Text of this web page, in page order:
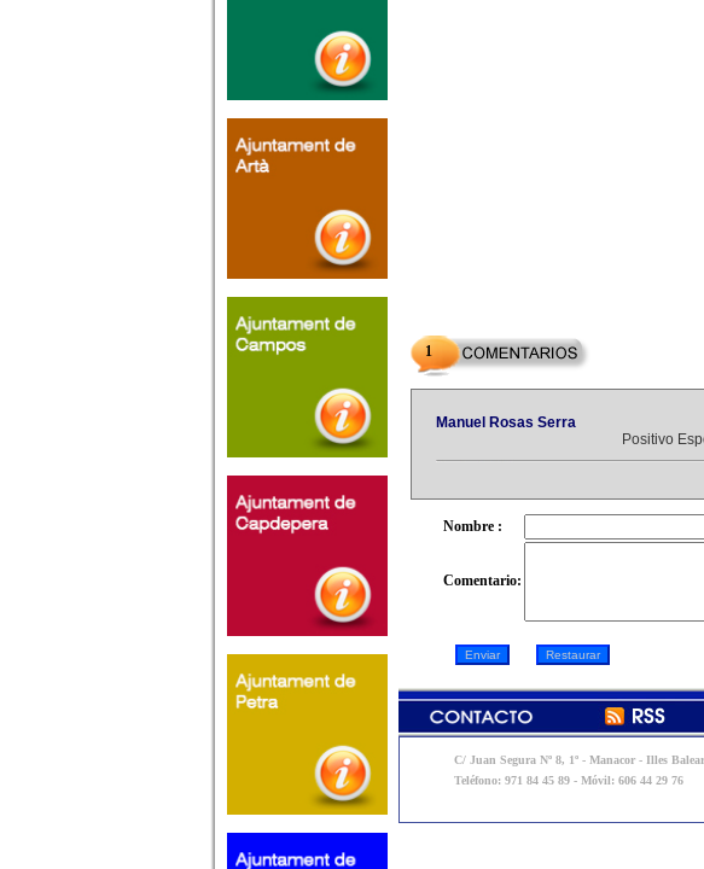
1
Manuel Rosas Serra
Positivo
Nombre :
Comentario:
C/ Juan Segura Nº 8, 1º - Manacor - Illes
Teléfono: 971 84 45 89 - Móvil: 606 44 29 76